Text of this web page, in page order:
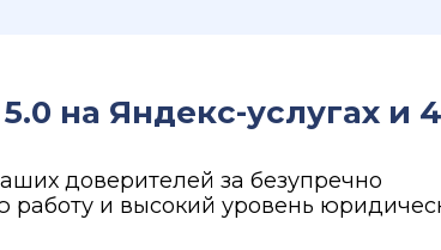
на Яндекс-услугах и
доверителей за безупречно
работу и высокий уровень